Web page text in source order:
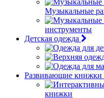
Музыкальные
инструменты
Детская одежда
Развивающие книжки
книжки